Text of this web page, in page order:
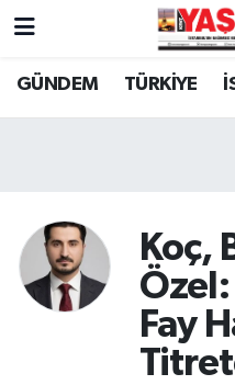
GÜNDEM TÜRKİYE
Koç,
Fay